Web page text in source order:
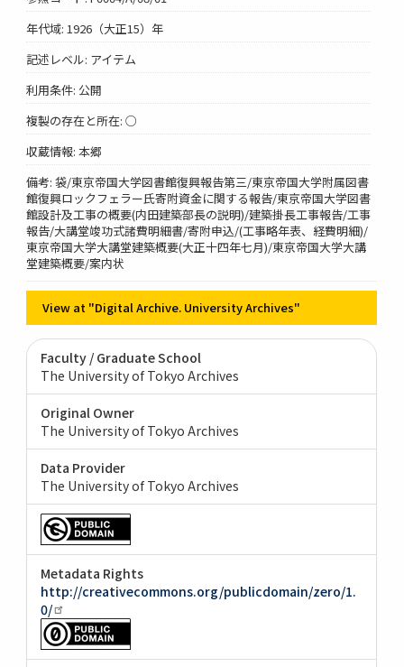
年代域: 1926（大正15）年
記述レベル: アイテム
利用条件: 公開
複製の存在と所在: ○
収蔵情報: 本郷
備考: 袋/東京帝国大学図書館復興報告第三/東京帝国大学附属図書
館復興ロックフェラー氏寄附資金に関する報告/東京帝国大学図書
館設計及工事の概要(内田建築部長の説明)/建築掛長工事報告/工事
報告/大講堂竣功式諸費明細書/寄附申込/(工事略年表、経費明細)/
東京帝国大学大講堂建築概要(大正十四年七月)/東京帝国大学大講
堂建築概要/案内状
View at "Digital Archive. University Archives"
Faculty / Graduate School
The University of Tokyo Archives
Original Owner
The University of Tokyo Archives
Data Provider
The University of Tokyo Archives
Metadata Rights
http://creativecommons.org/publicdomain/zero/1.
0/